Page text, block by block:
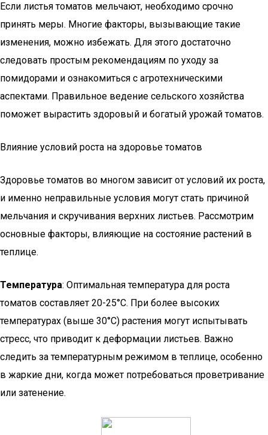
Если листья томатов мельчают, необходимо срочно
принять меры. Многие факторы, вызывающие такие
изменения, можно избежать. Для этого достаточно
следовать простым рекомендациям по уходу за
помидорами и ознакомиться с агротехническими
аспектами. Правильное ведение сельского хозяйства
поможет вырастить здоровый и богатый урожай томатов.
Влияние условий роста на здоровье томатов
Здоровье томатов во многом зависит от условий их роста,
и именно неправильные условия могут стать причиной
мельчания и скручивания верхних листьев. Рассмотрим
основные факторы, влияющие на состояние растений в
теплице.
Температура: Оптимальная температура для роста
томатов составляет 20-25°C. При более высоких
температурах (выше 30°C) растения могут испытывать
стресс, что приводит к деформации листьев. Важно
следить за температурным режимом в теплице, особенно
в жаркие дни, когда может потребоваться проветривание
или затенение.